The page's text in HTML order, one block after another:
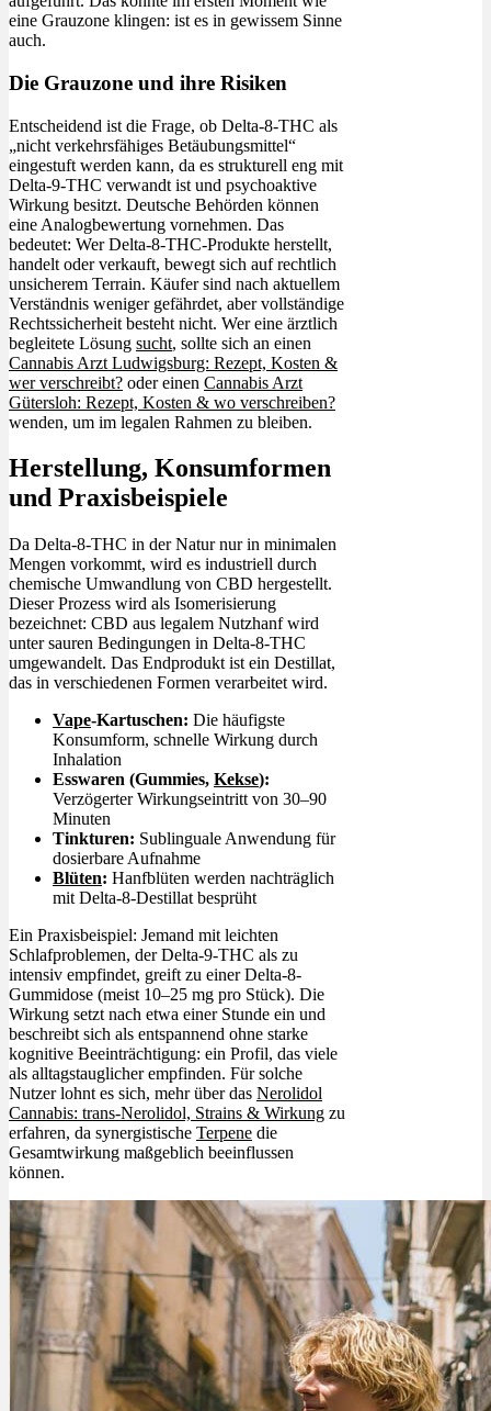
eine Grauzone klingen: ist es in gewissem Sinne
auch.
Die Grauzone und ihre Risiken
Entscheidend ist die Frage, ob Delta-8-THC als
„nicht verkehrsfähiges Betäubungsmittel“
eingestuft werden kann, da es strukturell eng mit
Delta-9-THC verwandt ist und psychoaktive
Wirkung besitzt. Deutsche Behörden können
eine Analogbewertung vornehmen. Das
bedeutet: Wer Delta-8-THC-Produkte herstellt,
handelt oder verkauft, bewegt sich auf rechtlich
unsicherem Terrain. Käufer sind nach aktuellem
Verständnis weniger gefährdet, aber vollständige
Rechtssicherheit besteht nicht. Wer eine ärztlich
begleitete Lösung sucht, sollte sich an einen
Cannabis Arzt Ludwigsburg: Rezept, Kosten &
wer verschreibt? oder einen Cannabis Arzt
Gütersloh: Rezept, Kosten & wo verschreiben?
wenden, um im legalen Rahmen zu bleiben.
Herstellung, Konsumformen
und Praxisbeispiele
Da Delta-8-THC in der Natur nur in minimalen
Mengen vorkommt, wird es industriell durch
chemische Umwandlung von CBD hergestellt.
Dieser Prozess wird als Isomerisierung
bezeichnet: CBD aus legalem Nutzhanf wird
unter sauren Bedingungen in Delta-8-THC
umgewandelt. Das Endprodukt ist ein Destillat,
das in verschiedenen Formen verarbeitet wird.
Vape-Kartuschen: Die häufigste
Konsumform, schnelle Wirkung durch
Inhalation
Esswaren (Gummies, Kekse):
Verzögerter Wirkungseintritt von 30–90
Minuten
Tinkturen: Sublinguale Anwendung für
dosierbare Aufnahme
Blüten: Hanfblüten werden nachträglich
mit Delta-8-Destillat besprüht
Ein Praxisbeispiel: Jemand mit leichten
Schlafproblemen, der Delta-9-THC als zu
intensiv empfindet, greift zu einer Delta-8-
Gummidose (meist 10–25 mg pro Stück). Die
Wirkung setzt nach etwa einer Stunde ein und
beschreibt sich als entspannend ohne starke
kognitive Beeinträchtigung: ein Profil, das viele
als alltagstauglicher empfinden. Für solche
Nutzer lohnt es sich, mehr über das Nerolidol
Cannabis: trans-Nerolidol, Strains & Wirkung zu
erfahren, da synergistische Terpene die
Gesamtwirkung maßgeblich beeinflussen
können.